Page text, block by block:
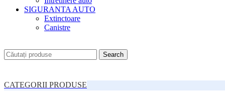
SIGURANTA AUTO
Extinctoare
Canistre
Search
CATEGORII PRODUSE